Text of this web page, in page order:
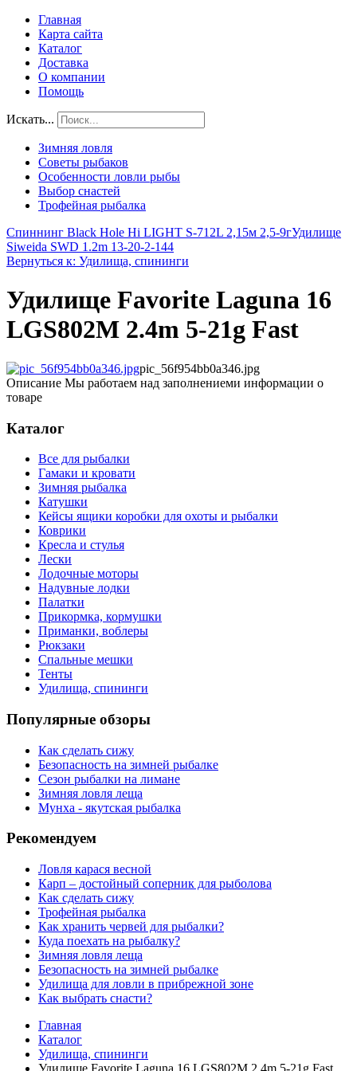
Главная
Карта сайта
Каталог
Доставка
О компании
Помощь
Искать...
Зимняя ловля
Советы рыбаков
Особенности ловли рыбы
Выбор снастей
Трофейная рыбалка
Спиннинг Black Hole Hi LIGHT S-712L 2,15м 2,5-9гУдилище
Siweida SWD 1.2m 13-20-2-144
Вернуться к: Удилища, спининги
Удилище Favorite Laguna 16
LGS802M 2.4m 5-21g Fast
pic_56f954bb0a346.jpg
Описание Мы работаем над заполнениеми информации о
товаре
Каталог
Все для рыбалки
Гамаки и кровати
Зимняя рыбалка
Катушки
Кейсы ящики коробки для охоты и рыбалки
Коврики
Кресла и стулья
Лески
Лодочные моторы
Надувные лодки
Палатки
Прикормка, кормушки
Приманки, воблеры
Рюкзаки
Спальные мешки
Тенты
Удилища, спининги
Популярные обзоры
Как сделать сижу
Безопасность на зимней рыбалке
Сезон рыбалки на лимане
Зимняя ловля леща
Мунха - якутская рыбалка
Рекомендуем
Ловля карася весной
Карп – достойный соперник для рыболова
Как сделать сижу
Трофейная рыбалка
Как хранить червей для рыбалки?
Куда поехать на рыбалку?
Зимняя ловля леща
Безопасность на зимней рыбалке
Удилища для ловли в прибрежной зоне
Как выбрать снасти?
Главная
Каталог
Удилища, спининги